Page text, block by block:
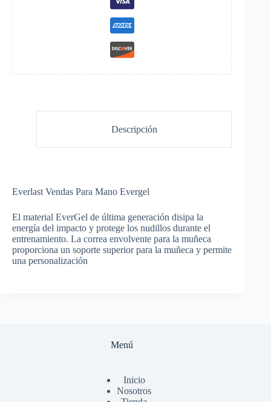
Descripción
Everlast Vendas Para Mano Evergel
El material EverGel de última generación disipa la
energía del impacto y protege los nudillos durante el
entrenamiento. La correa envolvente para la muñeca
proporciona un soporte superior para la muñeca y permite
una personalización
Menú
Inicio
Nosotros